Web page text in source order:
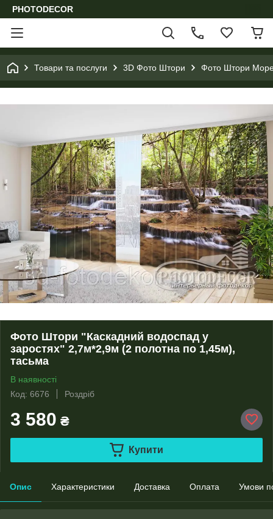
PHOTODECOR
Товари та послуги 3D Фото Штори Фото Штори
Фото Штори "Каскадний водоспад у
заростях" 2,7м*2,9м (2 полотна по 1,45м),
тасьма
В наявності
Код: 6676
Роздріб
3 580 ₴
Купити
Опис Характеристики Доставка Оплата Умови